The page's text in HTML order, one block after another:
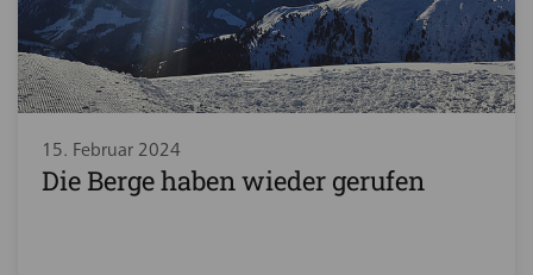
15. Februar 2024
Die Berge haben wieder gerufen